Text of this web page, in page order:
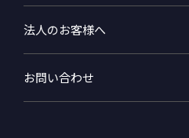
法人のお客様へ
お問い合わせ